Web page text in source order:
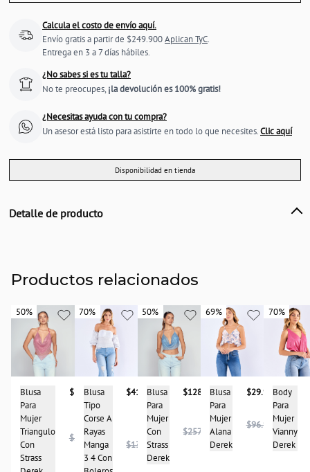
Calcula el costo de envío aquí.
Envío gratis a partir de $249.900Aplican TyC.
Entrega en 3 a 7 días hábiles.
¿No sabes si es tu talla?
No te preocupes, ¡la devolución es 100% gratis!
¿Necesitas ayuda con tu compra?
Un asesor está listo para asistirte en todo lo que necesites.Clic aquí
Disponibilidad en tienda
Detalle de producto
CHINA
BAGUER SAS
Cuidado y Lavado
Lavar a mano cuidadosamente con agua fría, no secar en maquina y no
retorcer, no dejar en remojo, planchar a temperatura baja
65% Rayon
35% Poliester
Productos relacionados
50%
50%
Blusa
Para
Mujer
Triangulo
Con
Strass
$133.950
$267.950
70%
70%
Blusa
Tipo
Corse A
Rayas
Manga
3 4 Con
$41.950
$139.950
50%
50%
Blusa
Para
Mujer
Con
Strass
Derek
$128.950
$257.950
69%
69%
Blusa
Para
Mujer
Alana
Derek
$29.950
$96.950
70%
70%
Body
Para
Mujer
Vianny
Derek